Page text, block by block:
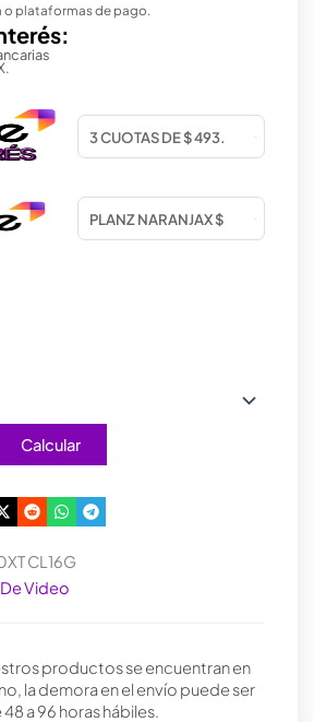
o plataformas de pago.
Calcular
CL16G
Video
productos se encuentran en
la demora en el envío puede ser
48 a 96 horas hábiles.